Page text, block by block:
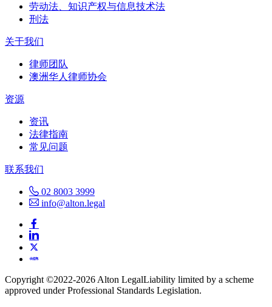
劳动法、知识产权与信息技术法
刑法
关于我们
律师团队
澳洲华人律师协会
资源
资讯
法律指南
常见问题
联系我们
02 8003 3999
info@alton.legal
Copyright ©️2022-2026 Alton LegalLiability limited by a scheme
approved under Professional Standards Legislation.